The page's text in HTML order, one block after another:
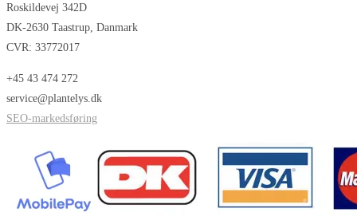
Roskildevej 342D
DK-2630 Taastrup, Danmark
CVR: 33772017
+45 43 474 272
service@plantelys.dk
SEO-markedsføring